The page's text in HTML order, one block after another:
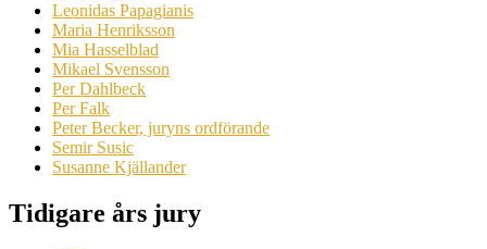
Leonidas Papagianis
Maria Henriksson
Mia Hasselblad
Mikael Svensson
Per Dahlbeck
Per Falk
Peter Becker, juryns ordförande
Semir Susic
Susanne Kjällander
Tidigare års jury